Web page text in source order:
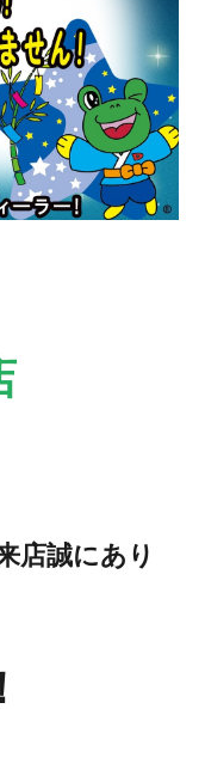
店誠にあり